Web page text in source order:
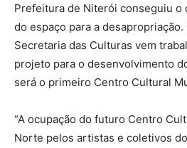
Prefeitura de Niterói conseguiu o
do espaço para a desapropriação.
Secretaria das Culturas vem
projeto para o desenvolvimento
será o primeiro Centro Cultural
“A ocupação do futuro Centro
Norte pelos artistas e coletivos